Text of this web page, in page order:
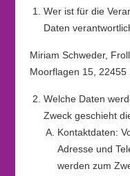
Wer ist für die
Daten
Miriam Schweder,
Moorflagen 15,
Welche Daten
Zweck geschieht
Kontaktdaten:
Adresse und
werden zum